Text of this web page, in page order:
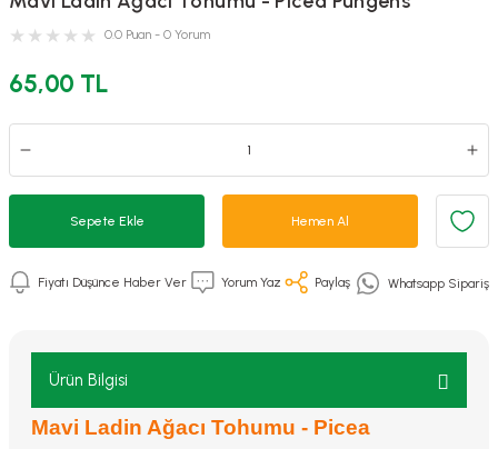
0.0 Puan - 0 Yorum
65,00 TL
Sepete Ekle Hemen Al
Fiyatı Düşünce Haber Ver Yorum Yaz Paylaş Whatsapp Sipariş
Ürün Bilgisi
Mavi Ladin Ağacı Tohumu - Picea